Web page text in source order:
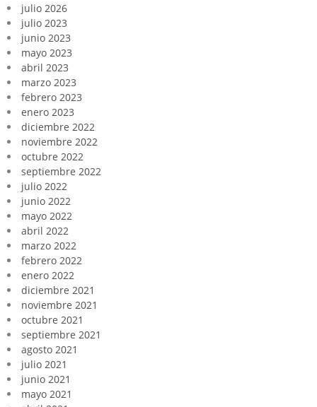
julio 2026
julio 2023
junio 2023
mayo 2023
abril 2023
marzo 2023
febrero 2023
enero 2023
diciembre 2022
noviembre 2022
octubre 2022
septiembre 2022
julio 2022
junio 2022
mayo 2022
abril 2022
marzo 2022
febrero 2022
enero 2022
diciembre 2021
noviembre 2021
octubre 2021
septiembre 2021
agosto 2021
julio 2021
junio 2021
mayo 2021